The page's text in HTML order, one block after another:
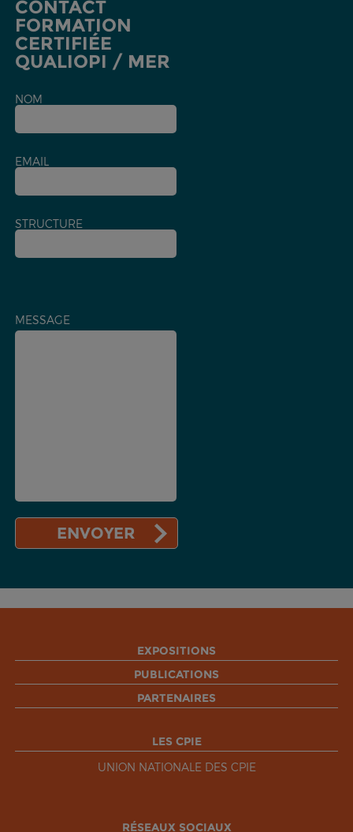
CONTACT
FORMATION
CERTIFIÉE
QUALIOPI / MER
NOM
EMAIL
STRUCTURE
MESSAGE
EXPOSITIONS
PUBLICATIONS
PARTENAIRES
LES CPIE
UNION NATIONALE DES CPIE
RÉSEAUX SOCIAUX